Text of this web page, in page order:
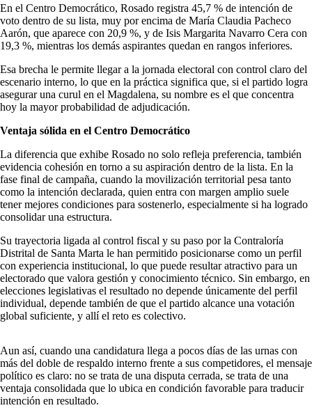
En el Centro Democrático, Rosado registra 45,7 % de intención de
voto dentro de su lista, muy por encima de María Claudia Pacheco
Aarón, que aparece con 20,9 %, y de Isis Margarita Navarro Cera con
19,3 %, mientras los demás aspirantes quedan en rangos inferiores.
Esa brecha le permite llegar a la jornada electoral con control claro del
escenario interno, lo que en la práctica significa que, si el partido logra
asegurar una curul en el Magdalena, su nombre es el que concentra
hoy la mayor probabilidad de adjudicación.
Ventaja sólida en el Centro Democrático
La diferencia que exhibe Rosado no solo refleja preferencia, también
evidencia cohesión en torno a su aspiración dentro de la lista. En la
fase final de campaña, cuando la movilización territorial pesa tanto
como la intención declarada, quien entra con margen amplio suele
tener mejores condiciones para sostenerlo, especialmente si ha logrado
consolidar una estructura.
Su trayectoria ligada al control fiscal y su paso por la Contraloría
Distrital de Santa Marta le han permitido posicionarse como un perfil
con experiencia institucional, lo que puede resultar atractivo para un
electorado que valora gestión y conocimiento técnico. Sin embargo, en
elecciones legislativas el resultado no depende únicamente del perfil
individual, depende también de que el partido alcance una votación
global suficiente, y allí el reto es colectivo.
Aun así, cuando una candidatura llega a pocos días de las urnas con
más del doble de respaldo interno frente a sus competidores, el mensaje
político es claro: no se trata de una disputa cerrada, se trata de una
ventaja consolidada que lo ubica en condición favorable para traducir
intención en resultado.